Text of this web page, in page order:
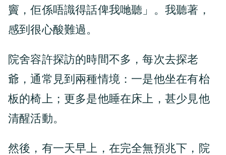
竇，佢係唔識得話俾我哋聽」。我聽著，
感到很心酸難過。
院舍容許探訪的時間不多，每次去探老
爺，通常見到兩種情境：一是他坐在有枱
板的椅上；更多是他睡在床上，甚少見他
清醒活動。
然後，有一天早上，在完全無預兆下，院